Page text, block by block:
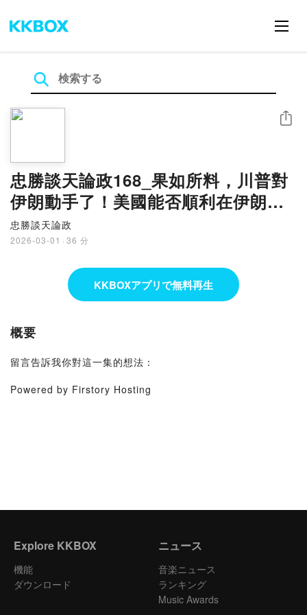
忠勝談天論政168_果如所料，川普對
伊朗動手了！美國能否順利在伊朗建
立親美新政權，牽動台海安危！
2026_0302
忠勝談天論政
2026-03-01 · 36 分
シェア
KKBOXアプリで無料再生
概要
留言告訴我你對這一集的想法：
Powered by Firstory Hosting
Explore KKBOX
機能
ダウンロード
ニュース
音楽ニュース
ランキング
Music Awards